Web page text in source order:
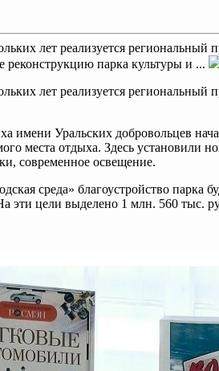
лет реализуется
парка культуры и ...
лет реализуется
имени Уральских добровольцев
места отдыха. Здесь установили
современное освещение.
среда» благоустройство
эти цели выделено 1 млн. 560